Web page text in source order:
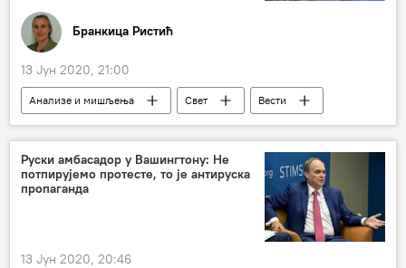
Бранкица Ристић
13 Јун 2020, 21:00
Анализе и мишљења Свет
Вести
Црна Гора
закон о слободи вероисповести
кршење закона
Руски амбасадор у Вашингтону: Не
потпирујемо протесте, то је антируска
пропаганда
13 Јун 2020, 20:46